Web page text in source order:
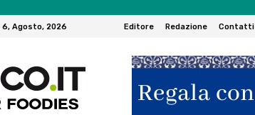
6, Agosto, 2026 Editore Redazione Contatti